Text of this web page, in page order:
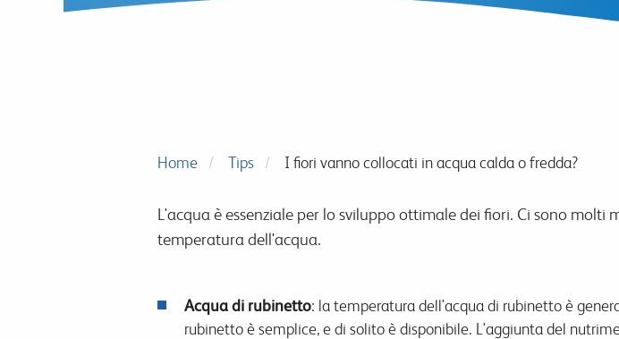
Home Tips I fiori vanno collocati in acqua calda o fredda?
L'acqua è essenziale per lo sviluppo ottimale dei fiori. Ci sono
temperatura dell'acqua.
Acqua di rubinetto: la temperatura dell'acqua di rubinetto è
rubinetto è semplice, e di solito è disponibile. L'aggiunta del